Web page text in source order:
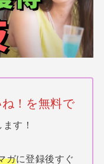
！を無料で
す！
ガに登録後すぐ